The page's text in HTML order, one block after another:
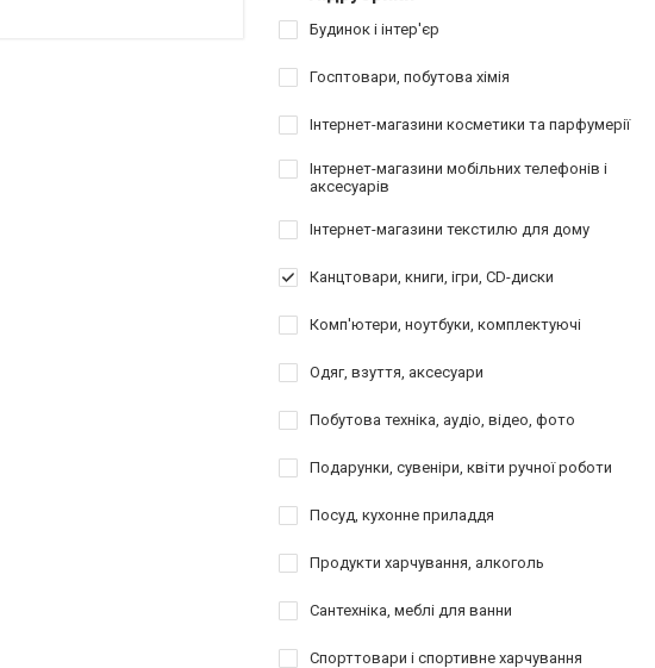
Будинок і інтер'єр
Госптовари, побутова хімія
Інтернет-магазини косметики та парфумерії
Інтернет-магазини мобільних телефонів і
аксесуарів
Інтернет-магазини текстилю для дому
Канцтовари, книги, ігри, CD-диски
Комп'ютери, ноутбуки, комплектуючі
Одяг, взуття, аксесуари
Побутова техніка, аудіо, відео, фото
Подарунки, сувеніри, квіти ручної роботи
Посуд, кухонне приладдя
Продукти харчування, алкоголь
Сантехніка, меблі для ванни
Спорттовари і спортивне харчування